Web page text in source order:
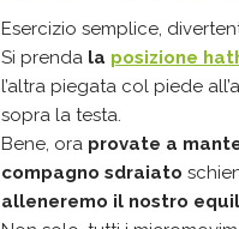
Esercizio semplice,
Si prenda la posizione
l’altra piegata col piede
sopra la testa.
Bene, ora provate a
compagno sdraiato
alleneremo il nostro